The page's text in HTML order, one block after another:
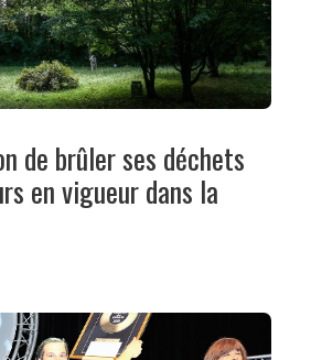
de brûler ses déchets
en vigueur dans la